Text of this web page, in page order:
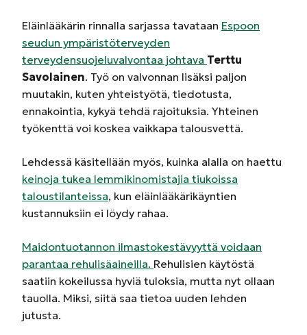
Eläinlääkärin rinnalla sarjassa tavataan Espoon
seudun ympäristöterveyden
terveydensuojeluvalvontaa johtava Terttu
Savolainen. Työ on valvonnan lisäksi paljon
muutakin, kuten yhteistyötä, tiedotusta,
ennakointia, kykyä tehdä rajoituksia. Yhteinen
työkenttä voi koskea vaikkapa talousvettä.
Lehdessä käsitellään myös, kuinka alalla on haettu
keinoja tukea lemmikinomistajia tiukoissa
taloustilanteissa, kun eläinlääkärikäyntien
kustannuksiin ei löydy rahaa.
Maidontuotannon ilmastokestävyyttä voidaan
parantaa rehulisäaineilla. Rehulisien käytöstä
saatiin kokeilussa hyviä tuloksia, mutta nyt ollaan
tauolla. Miksi, siitä saa tietoa uuden lehden
jutusta.